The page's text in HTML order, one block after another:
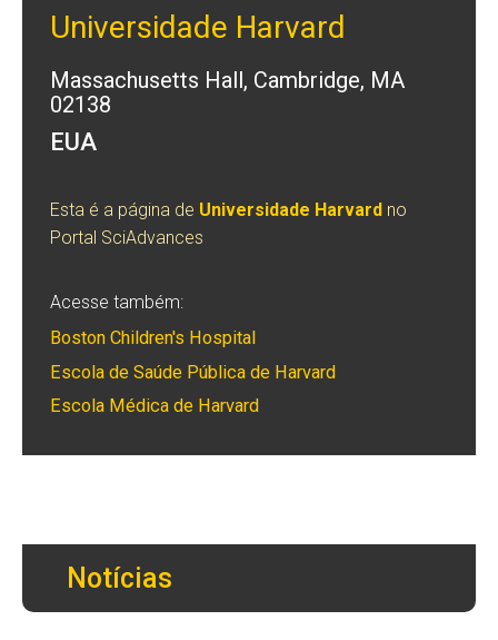
Universidade Harvard
Massachusetts Hall, Cambridge, MA
02138
EUA
Esta é a página de Universidade Harvard no
Portal SciAdvances
Acesse também:
Boston Children's Hospital
Escola de Saúde Pública de Harvard
Escola Médica de Harvard
Notícias